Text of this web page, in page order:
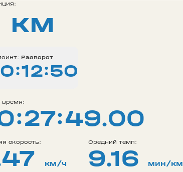
км
Разворот
скорость:
км/ч
Средний темп:
9.16 мин/км